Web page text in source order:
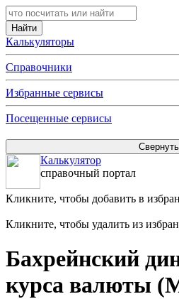
Калькуляторы
Справочники
Избранные сервисы
Посещенные сервисы
Калькулятор
справочный портал
Кликните, чтобы добавить в
Кликните, чтобы удалить из
Бахрейнский
курса валюты